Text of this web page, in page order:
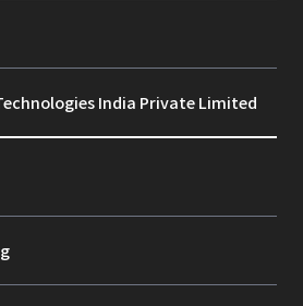
India Private Limited